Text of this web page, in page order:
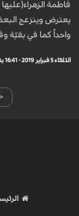
فاطمة
يعترض وينزعج
واحداً كما في بقيّة
الثلاثاء 5 فبراير 2019 - 16:41 بتوقيت مكة